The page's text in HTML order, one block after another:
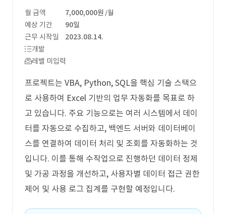
월 금액 7,000,000원 /월
예상 기간
90일
근무 시작일
2023.08.14.
개발
레벨 미입력
프로젝트는 VBA, Python, SQL을 핵심 기술 스택으
로 사용하여 Excel 기반의 업무 자동화를 목표로 하
고 있습니다. 주요 기능으로는 여러 시스템에서 데이
터를 자동으로 수집하고, 백엔드 서버와 데이터베이
스를 연결하여 데이터 처리 및 조회를 자동화하는 것
입니다. 이를 통해 수작업으로 진행하던 데이터 정제
및 가공 과정을 개선하고, 사용자별 데이터 접근 권한
제어 및 사용 로그 집계를 구현할 예정입니다.